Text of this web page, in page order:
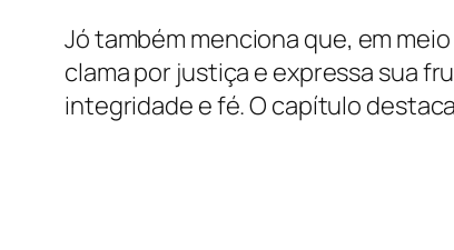
Jó também menciona que, em
clama por justiça e expressa sua
integridade e fé. O capítulo